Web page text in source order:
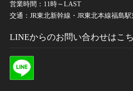
営業時間：11時～LAST
交通：JR東北新幹線・JR東北本線福島駅
LINEからのお問い合わせはこ